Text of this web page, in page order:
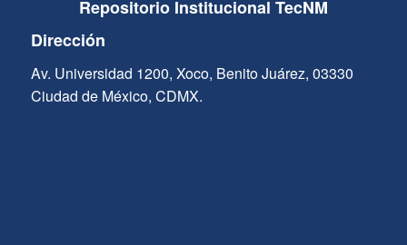
Repositorio Institucional TecNM
Dirección
Av. Universidad 1200, Xoco, Benito Juárez, 03330
Ciudad de México, CDMX.